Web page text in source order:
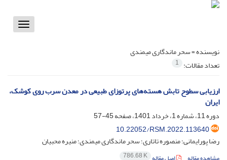
Toggle
نویسنده =سحر ماندگاری میمندی
تعداد مقالات: 1
ارزیابی سطوح تابش هسته‌های پرتوزای طبیعی در معدن سرب روی کوشک،
ایران
دوره 11، شماره 1، خرداد 1401، صفحه
45-57
10.22052/RSM.2022.113640
رضا پورایمانی؛ منصوره تاتاری؛ سحر ماندگاری میمندی؛ منیره محبیان
786.68 K